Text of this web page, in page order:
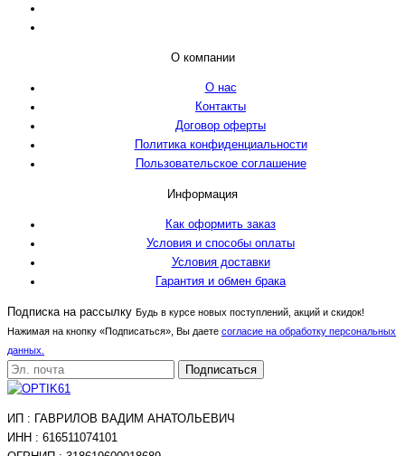
О компании
О нас
Контакты
Договор оферты
Политика конфиденциальности
Пользовательское соглашение
Информация
Как оформить заказ
Условия и способы оплаты
Условия доставки
Гарантия и обмен брака
Подписка на рассылку Будь в курсе новых поступлений, акций и скидок!
Нажимая на кнопку «Подписаться», Вы даете согласие на обработку персональных
данных.
Подписаться
ИП : ГАВРИЛОВ ВАДИМ АНАТОЛЬЕВИЧ
ИНН : 616511074101